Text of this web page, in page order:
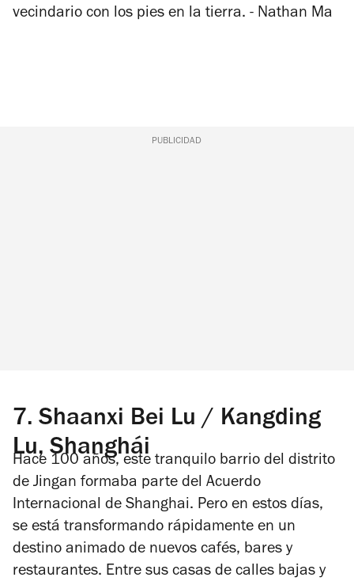
vecindario con los pies en la tierra. - Nathan Ma
PUBLICIDAD
7. Shaanxi Bei Lu / Kangding
Lu, Shanghái
Hace 100 años, este tranquilo barrio del distrito
de Jingan formaba parte del Acuerdo
Internacional de Shanghai. Pero en estos días,
se está transformando rápidamente en un
destino animado de nuevos cafés, bares y
restaurantes. Entre sus casas de calles bajas y